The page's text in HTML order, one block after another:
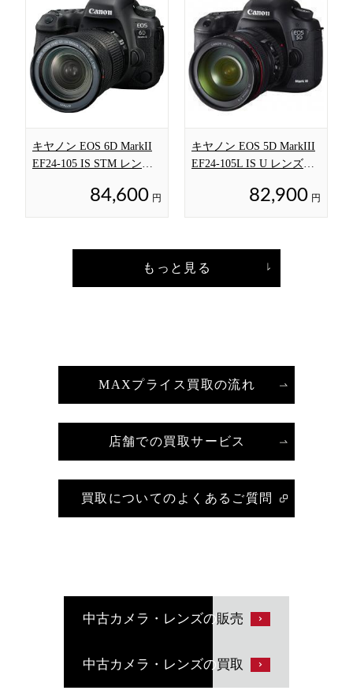
キヤノン EOS 6D MarkII
EF24-105 IS STM レンズ
84,600 円
キヤノン EOS 5D MarkIII
EF24-105L IS U レンズキ
82,900 円
もっと見る
MAXプライス買取の流れ
店舗での買取サービス
買取についてのよくあるご質問
中古カメラ・レンズの販売
中古カメラ・レンズの買取